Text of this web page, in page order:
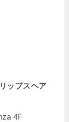
ップスヘア
4F